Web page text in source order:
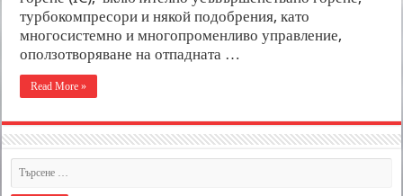
турбокомпресори и някой подобрения, като
многосистемно и многопроменливо управление,
оползотворяване на отпадната …
Read More »